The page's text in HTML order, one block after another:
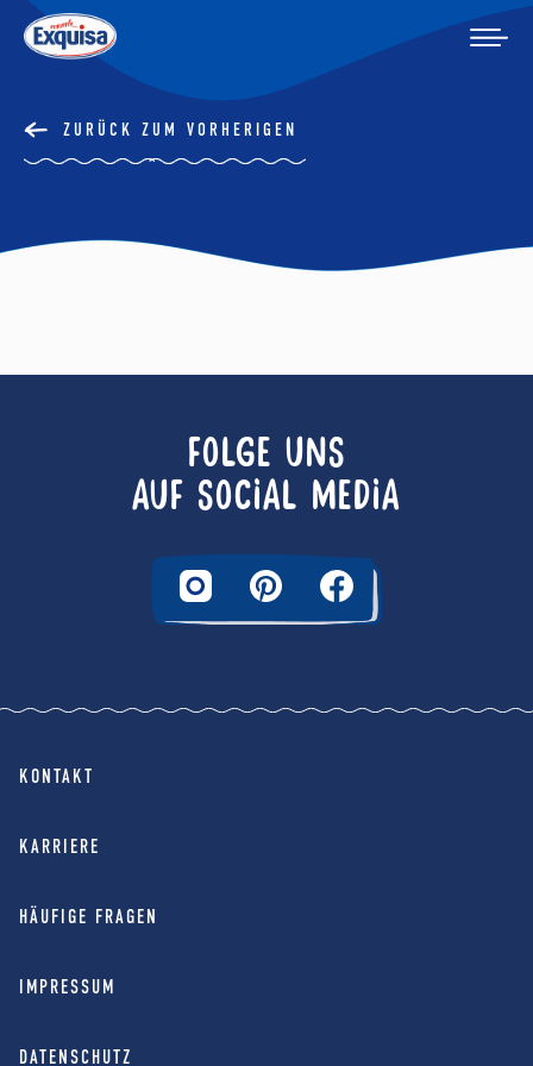
ZURÜCK ZUM VORHERIGEN
FOLGE UNS
AUF SOCIAL MEDIA
KONTAKT
KARRIERE
HÄUFIGE FRAGEN
IMPRESSUM
DATENSCHUTZ